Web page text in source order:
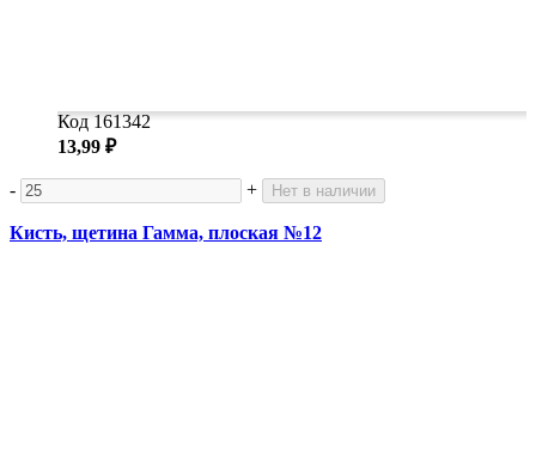
Код 161342
13,99 ₽
- + Нет в наличии
Кисть, щетина Гамма, плоская №12